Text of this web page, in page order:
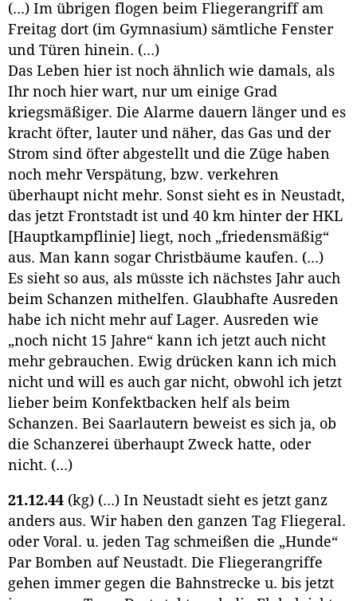
(...) Im übrigen flogen beim Fliegerangriff am
Freitag dort (im Gymnasium) sämtliche Fenster
und Türen hinein. (...)
Das Leben hier ist noch ähnlich wie damals, als
Ihr noch hier wart, nur um einige Grad
kriegsmäßiger. Die Alarme dauern länger und es
kracht öfter, lauter und näher, das Gas und der
Strom sind öfter abgestellt und die Züge haben
noch mehr Verspätung, bzw. verkehren
überhaupt nicht mehr. Sonst sieht es in Neustadt,
das jetzt Frontstadt ist und 40 km hinter der HKL
[Hauptkampflinie] liegt, noch „friedensmäßig“
aus. Man kann sogar Christbäume kaufen. (...)
Es sieht so aus, als müsste ich nächstes Jahr auch
beim Schanzen mithelfen. Glaubhafte Ausreden
habe ich nicht mehr auf Lager. Ausreden wie
„noch nicht 15 Jahre“ kann ich jetzt auch nicht
mehr gebrauchen. Ewig drücken kann ich mich
nicht und will es auch gar nicht, obwohl ich jetzt
lieber beim Konfektbacken helf als beim
Schanzen. Bei Saarlautern beweist es sich ja, ob
die Schanzerei überhaupt Zweck hatte, oder
nicht. (...)
21.12.44 (kg) (...) In Neustadt sieht es jetzt ganz
anders aus. Wir haben den ganzen Tag Fliegeral.
oder Voral. u. jeden Tag schmeißen die „Hunde“
Par Bomben auf Neustadt. Die Fliegerangriffe
gehen immer gegen die Bahnstrecke u. bis jetzt